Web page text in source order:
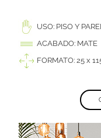
USO: PISO Y
ACABADO: MATE
FORMATO: 25 x